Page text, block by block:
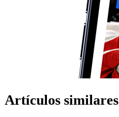
Artículos similares